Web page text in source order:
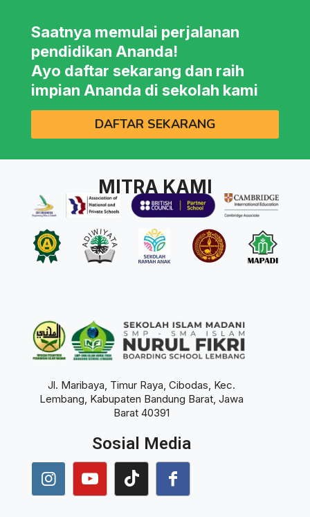
Saatnya memulai perjalanan
pendidikan Ananda!
Ayo daftar sekarang dan raih
impian Ananda di sekolah kami
DAFTAR SEKARANG
MITRA KAMI
Jl. Maribaya, Timur Raya, Cibodas, Kec.
Lembang, Kabupaten Bandung Barat, Jawa
Barat 40391
Sosial Media